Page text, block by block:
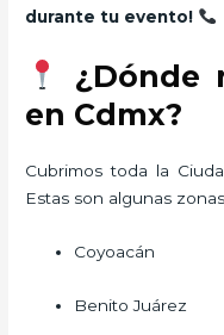
durante tu evento!
¿Dónde
en Cdmx?
Cubrimos toda la
Estas son algunas
Coyoacán
Benito Juárez